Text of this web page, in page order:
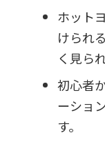
ホット
けられ
く見ら
初心者
ーショ
す。